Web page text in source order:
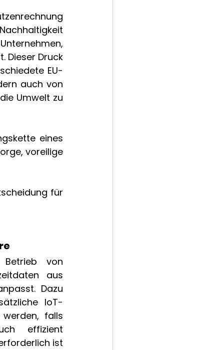
Dieser Druck
EU-
auch von
Umwelt zu
eines
voreilige
für
Betrieb von
aus
Dazu
IoT-
falls
effizient
ist